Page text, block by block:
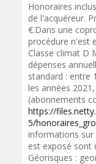
Honoraires
de l'acquéreur.
€.Dans une
procédure n'est
Classe climat D
dépenses
standard : entre
les années
(abonnements
https://
5/
informations sur
est exposé sont
Géorisques :